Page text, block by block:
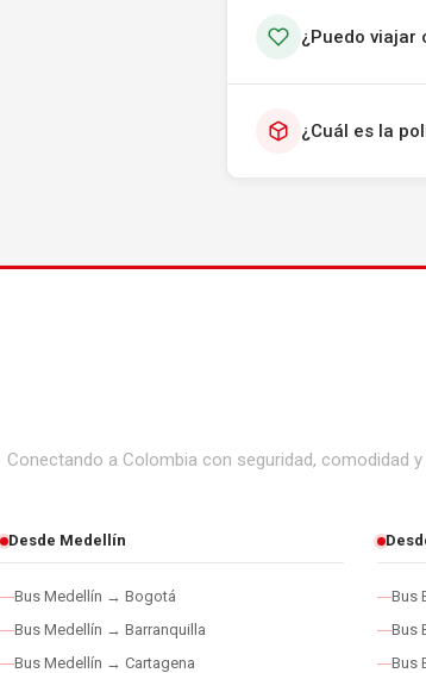
¿Puedo viajar
¿Cuál es la
Conectando a Colombia con seguridad, comodidad y
Desde Medellín
Bus Medellín → Bogotá
Bus Medellín → Barranquilla
Bus Medellín → Cartagena
Bus
Bus
Bus